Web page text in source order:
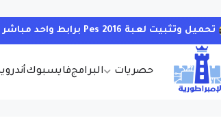
حصريات البرامجفايسبوك
تحميل وتثبيت لعبة Pes 2016 برابط واحد مباشر مع التعليق العربي